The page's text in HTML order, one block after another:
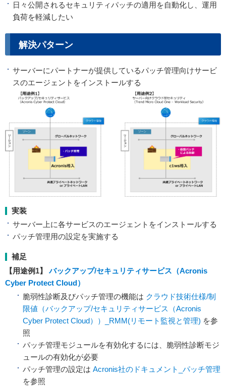
日々公開されるセキュリティパッチの適用を自動化し、運用
負荷を軽減したい
解決パターン
サーバーにパートナーが提供しているパッチ管理向けサービ
スのエージェントをインストールする
実装
サーバー上に各サービスのエージェントをインストールする
パッチ管理用の設定を実施する
補足
【用途例1】バックアップ/セキュリティサービス（Acronis
Cyber Protect Cloud）
脆弱性診断及びパッチ管理の機能は クラウド技術仕様/制
限値（バックアップ/セキュリティサービス（Acronis
Cyber Protect Cloud））_RMM(リモート監視と管理) を参
照
パッチ管理モジュールを有効化するには、脆弱性診断モジ
ュールの有効化が必要
パッチ管理の設定は Acronis社のドキュメント_パッチ管理
を参照